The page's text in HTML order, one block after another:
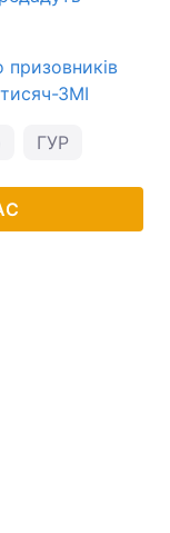
ЗМІ
ГУР